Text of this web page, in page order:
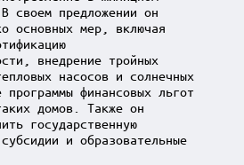
своем предложении он
основных мер, включая
внедрение тройных
насосов и солнечных
финансовых льгот
домов. Также он
государственную
и образовательные